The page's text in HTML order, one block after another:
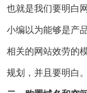
也就是我们要明白
小编以为能够是产
相关的网站效劳的
规划，并且要明白